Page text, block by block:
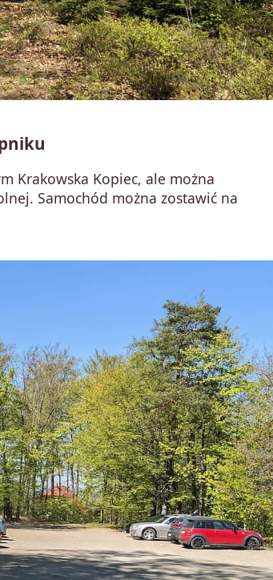
Krakowska Kopiec, ale można
Samochód można zostawić na